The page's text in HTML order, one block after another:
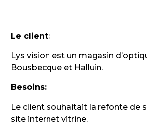
Le client:
Lys vision est un magasin
Bousbecque et Halluin.
Besoins:
Le client souhaitait la refonte de
site internet vitrine.